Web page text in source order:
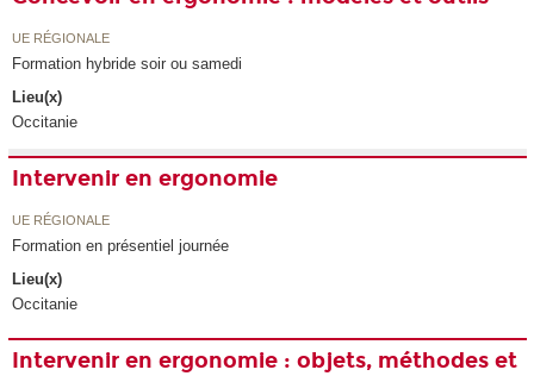
UE RÉGIONALE
Formation hybride soir ou samedi
Lieu(x)
Occitanie
Intervenir en ergonomie
UE RÉGIONALE
Formation en présentiel journée
Lieu(x)
Occitanie
Intervenir en ergonomie : objets, méthodes et